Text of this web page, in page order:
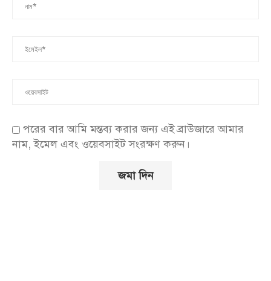
পরের বার আমি মন্তব্য করার জন্য এই ব্রাউজারে আমার
নাম, ইমেল এবং ওয়েবসাইট সংরক্ষণ করুন।